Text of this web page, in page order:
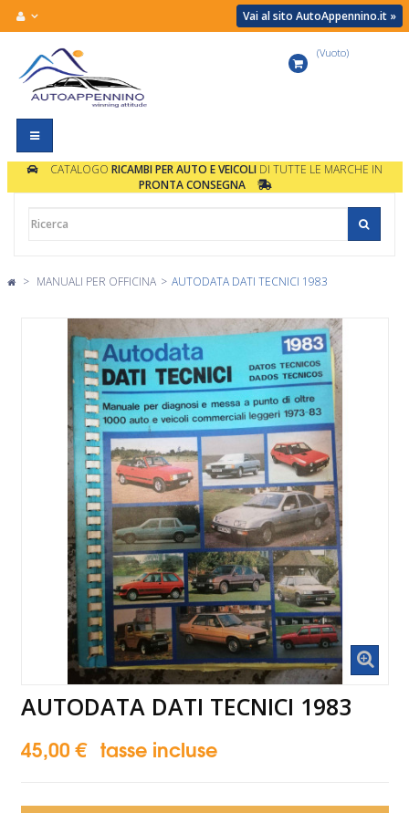
Vai al sito AutoAppennino.it »
Navigazione
Toggle
(Vuoto)
CATALOGO RICAMBI PER AUTO E VEICOLIDI TUTTE LE MARCHE IN
PRONTA CONSEGNA
> MANUALI PER OFFICINA > AUTODATA DATI TECNICI 1983
AUTODATA DATI TECNICI 1983
45,00 € tasse incluse